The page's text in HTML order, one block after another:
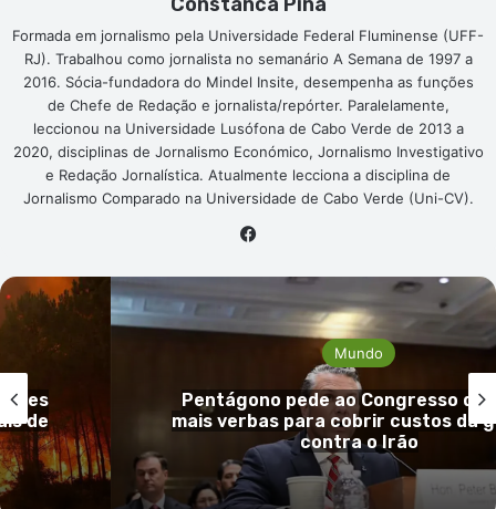
Formada em jornalismo pela Universidade Federal Fluminense (UFF-
RJ). Trabalhou como jornalista no semanário A Semana de 1997 a
2016. Sócia-fundadora do Mindel Insite, desempenha as funções
de Chefe de Redação e jornalista/repórter. Paralelamente,
leccionou na Universidade Lusófona de Cabo Verde de 2013 a
2020, disciplinas de Jornalismo Económico, Jornalismo Investigativo
e Redação Jornalística. Atualmente lecciona a disciplina de
Jornalismo Comparado na Universidade de Cabo Verde (Uni-CV).
Mundo
Guiné-Bissau confirma primeiro
mpox e reforça vigilância